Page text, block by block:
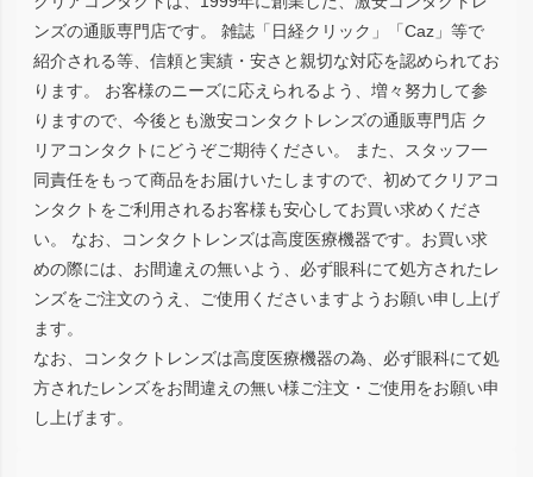
ンズの通販専門店です。 雑誌「日経クリック」「Caz」等で
紹介される等、信頼と実績・安さと親切な対応を認められてお
ります。 お客様のニーズに応えられるよう、増々努力して参
りますので、今後とも激安コンタクトレンズの通販専門店 ク
リアコンタクトにどうぞご期待ください。 また、スタッフ一
同責任をもって商品をお届けいたしますので、初めてクリアコ
ンタクトをご利用されるお客様も安心してお買い求めくださ
い。 なお、コンタクトレンズは高度医療機器です。お買い求
めの際には、お間違えの無いよう、必ず眼科にて処方されたレ
ンズをご注文のうえ、ご使用くださいますようお願い申し上げ
ます。
なお、コンタクトレンズは高度医療機器の為、必ず眼科にて処
方されたレンズをお間違えの無い様ご注文・ご使用をお願い申
し上げます。